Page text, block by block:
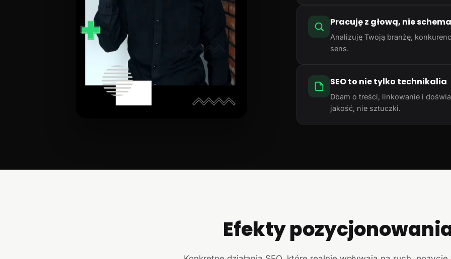
Pracuję z głową, nie
Analizuję Twoją branżę,
sens.
SEO to nie tylko technikalia
Dbam o treści, linkowanie i
jakość, nie sztuczki.
Efekty